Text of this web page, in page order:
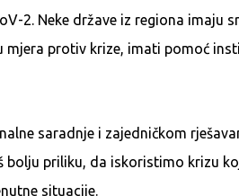
2. Neke države iz regiona imaju
mjera protiv krize, imati pomoć
saradnje i zajedničkom
bolju priliku, da iskoristimo krizu
situacije.